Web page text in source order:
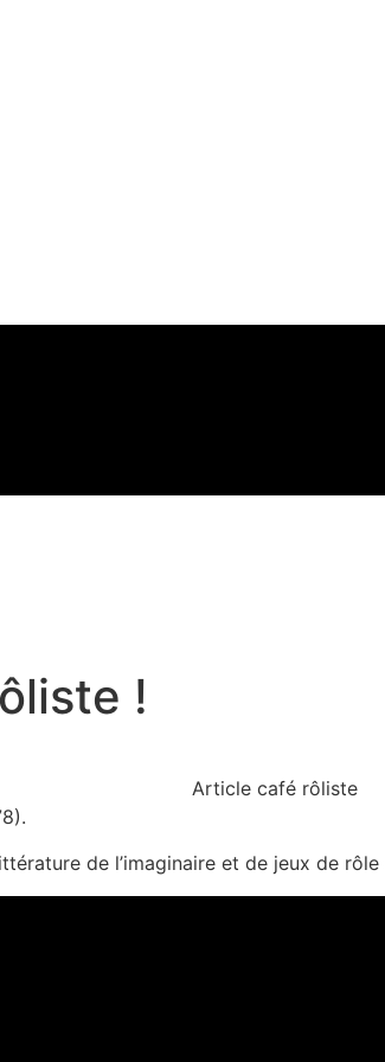
!
de l’imaginaire et de jeux de